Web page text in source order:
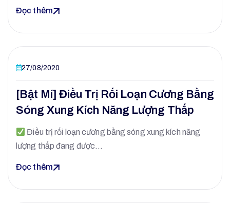
Đọc thêm
27/08/2020
[Bật Mí] Điều Trị Rối Loạn Cương Bằng
Sóng Xung Kích Năng Lượng Thấp
Điều trị rối loạn cương bằng sóng xung kích năng
lượng thấp đang được…
Đọc thêm